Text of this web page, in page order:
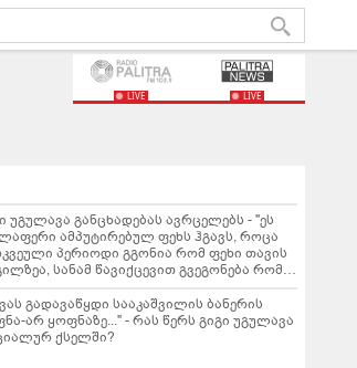
LIVE LIVE
უგულავა განცხადებას ავრცელებს - "ეს
ამპუტირებულ ფეხს ჰგავს, როცა
პერიოდი გგონია რომ ფეხი თავის
სანამ წავიქცევით გვეგონება რომ
ვდგავართ"
გადავაწყდი სააკაშვილის ბანერის
არ ყოფნაზე..." - რას წერს გიგი უგულავა
ქსელში?